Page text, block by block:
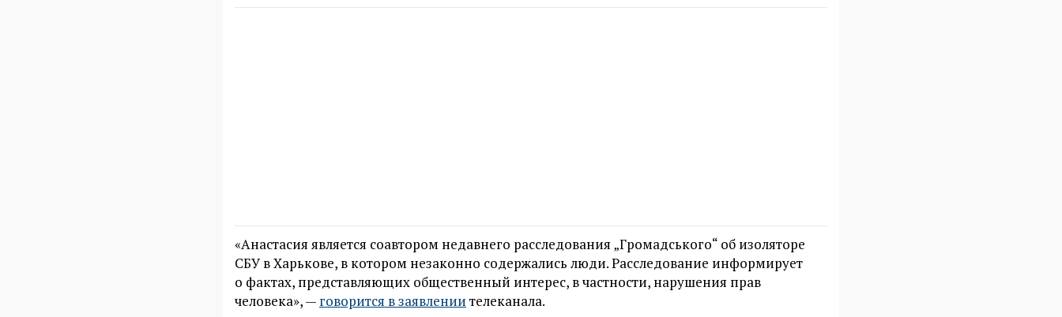
«Анастасия является соавтором недавнего расследования „Громадського“ об изоляторе
СБУ в Харькове, в котором незаконно содержались люди. Расследование информирует
о фактах, представляющих общественный интерес, в частности, нарушения прав
человека», — говорится в заявлении телеканала.